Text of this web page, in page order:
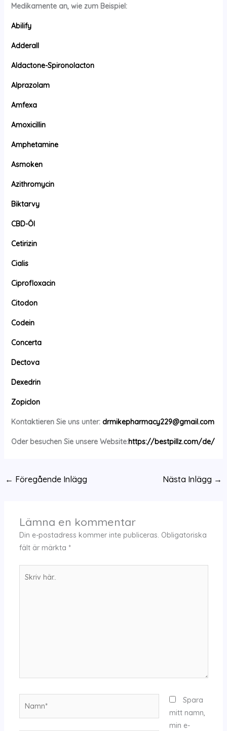
Medikamente an, wie zum Beispiel:
Abilify
Adderall
Aldactone-Spironolacton
Alprazolam
Amfexa
Amoxicillin
Amphetamine
Asmoken
Azithromycin
Biktarvy
CBD-Öl
Cetirizin
Cialis
Ciprofloxacin
Citodon
Codein
Concerta
Dectova
Dexedrin
Zopiclon
Kontaktieren Sie uns unter: drmikepharmacy229@gmail.com
Oder besuchen Sie unsere Website:https://bestpillz.com/de/
← Föregående Inlägg Nästa Inlägg →
Lämna en kommentar
Din e-postadress kommer inte publiceras. Obligatoriska
fält är märkta *
Spara
mitt namn,
min e-